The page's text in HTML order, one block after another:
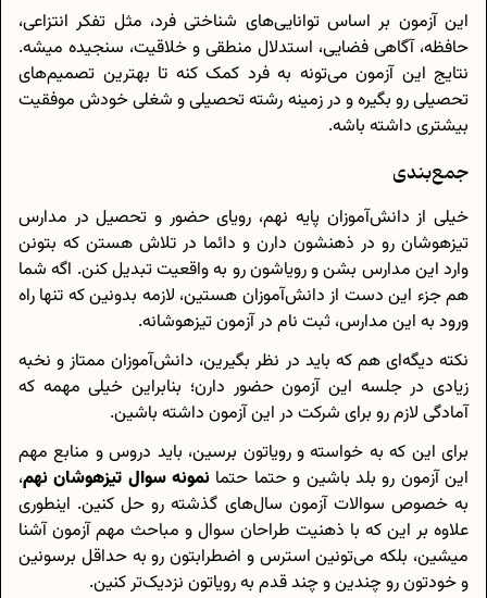
این آزمون بر اساس توانایی‌های شناختی فرد، مثل تفکر انتزاعی،
حافظه، آگاهی فضایی، استدلال منطقی و خلاقیت، سنجیده میشه.
نتایج این آزمون می‌تونه به فرد کمک کنه تا بهترین تصمیم‌های
تحصیلی رو بگیره و در زمینه رشته تحصیلی و شغلی خودش موفقیت
بیشتری داشته باشه.
جمع‌بندی
خیلی از دانش‌آموزان پایه نهم، رویای حضور و تحصیل در مدارس
تیزهوشان رو در ذهنشون دارن و دائما در تلاش هستن که بتونن
وارد این مدارس بشن و رویاشون رو به واقعیت تبدیل کنن. اگه شما
هم جزء این دست از دانش‌آموزان هستین، لازمه بدونین که تنها راه
ورود به این مدارس، ثبت نام در آزمون تیزهوشانه.
نکته دیگه‌ای هم که باید در نظر بگیرین، دانش‌آموزان ممتاز و نخبه
زیادی در جلسه این آزمون حضور دارن؛ بنابراین خیلی مهمه که
آمادگی لازم رو برای شرکت در این آزمون داشته باشین.
برای این که به خواسته و رویاتون برسین، باید دروس و منابع مهم
این آزمون رو بلد باشین و حتما حتما نمونه سوال تیزهوشان نهم،
به خصوص سوالات آزمون سال‌های گذشته رو حل کنین. اینطوری
علاوه بر این که با ذهنیت طراحان سوال و مباحث مهم آزمون آشنا
میشین، بلکه می‌تونین استرس و اضطرابتون رو به حداقل برسونین
و خودتون رو چندین و چند قدم به رویاتون نزدیک‌تر کنین.